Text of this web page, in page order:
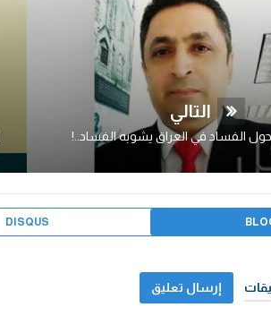
التالي
الفساد في العراق يشوبه الفساد..!
DISQUS
إرسال تعليق